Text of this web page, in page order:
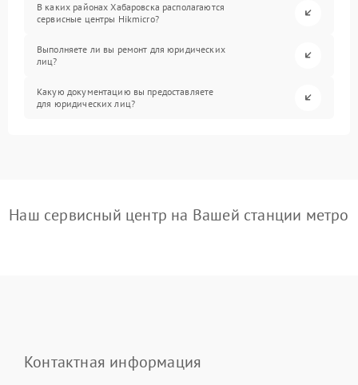
В каких районах Хабаровска располагаются
сервисные центры Hikmicro?
Выполняете ли вы ремонт для юридических
лиц?
Какую документацию вы предоставляете
для юридических лиц?
Наш сервисный центр на Вашей станции метро
Контактная информация